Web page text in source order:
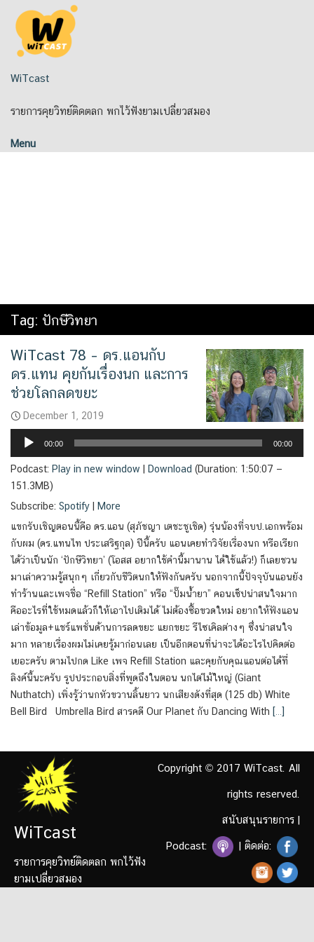
content
WiTcast
รายการคุยวิทย์ติดตลก พกไว้ฟังยามเปลี่ยวสมอง
Menu
Tag: ปักษีวิทยา
WiTcast 78 – ดร.แอนกับ
ดร.แทน คุยกันเรื่องนก และการ
ช่วยโลกลดขยะ
December 1, 2019
Audio
Player
00:00 00:00
Podcast: Play in new window Download (Duration: 1:50:07 —
151.3MB)
Subscribe: Spotify
More
แขกรับเชิญตอนนี้คือ ดร.แอน (สุภัชญา เตชะชูเชิด) รุ่นน้องที่จบป.เอกพร้อม
กับผม (ดร.แทนไท ประเสริฐกุล) ปีนี้ครับ แอนเคยทำวิจัยเรื่องนก หรือเรียก
ได้ว่าเป็นนัก ‘ปักษีวิทยา’ (โอสส อยากใช้คำนี้มานาน ได้ใช้แล้ว!) ก็เลยชวน
มาเล่าความรู้สนุกๆ เกี่ยวกับชีวิตนกให้ฟังกันครับ นอกจากนี้ปัจจุบันแอนยัง
ทำร้านและเพจชื่อ “Refill Station” หรือ “ปั๊มน้ำยา” คอนเซ็ปน่าสนใจมาก
คืออะไรที่ใช้หมดแล้วก็ให้เอาไปเติมได้ ไม่ต้องซื้อขวดใหม่ อยากให้ฟังแอน
เล่าข้อมูล+แชร์แพชั่นด้านการลดขยะ แยกขยะ รีไซเคิลต่างๆ ซึ่งน่าสนใจ
มาก หลายเรื่องผมไม่เคยรู้มาก่อนเลย เป็นอีกตอนที่น่าจะได้อะไรไปคิดต่อ
เยอะครับ ตามไปกด Like เพจ Refill Station และคุยกับคุณแอนต่อได้ที่
ลิงค์นี้นะครับ รูปประกอบสิ่งที่พูดถึงในตอน นกไต่ไม้ใหญ่ (Giant
Nuthatch) เพิ่งรู้ว่านกหัวขวานลิ้นยาว นกเสียงดังที่สุด (125 db) White
Bell Bird Umbrella Bird สารคดี Our Planet กับ Dancing With […]
WiTcast
รายการคุยวิทย์ติดตลก พกไว้ฟัง
ยามเปลี่ยวสมอง
Copyright © 2017 WiTcast. All
rights reserved.
สนับสนุนรายการ |
Podcast: | ติดต่อ: